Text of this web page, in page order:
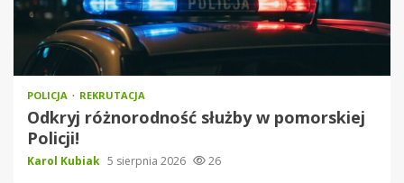
POLICJA REKRUTACJA
Odkryj różnorodność służby w pomorskiej
Policji!
Karol Kubiak 5 sierpnia 2026 26